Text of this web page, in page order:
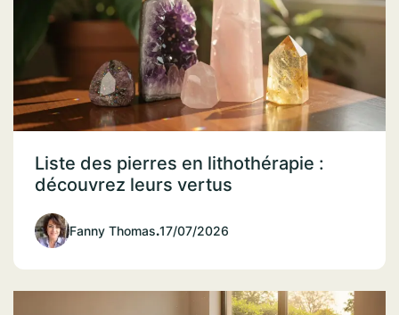
Liste des pierres en lithothérapie :
découvrez leurs vertus
Fanny Thomas.17/07/2026